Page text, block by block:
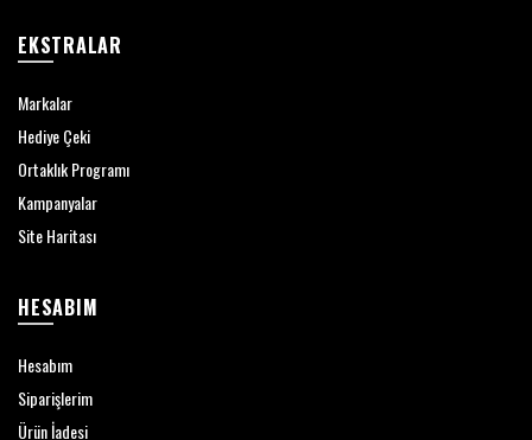
EKSTRALAR
Markalar
Hediye Çeki
Ortaklık Programı
Kampanyalar
Site Haritası
HESABIM
Hesabım
Siparişlerim
Ürün İadesi